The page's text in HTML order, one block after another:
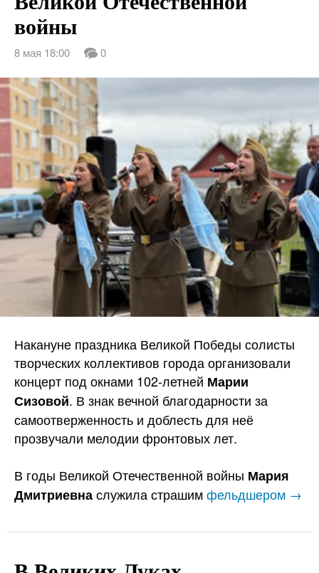
войны
8 мая 18:00 0
Накануне праздника Великой Победы солисты
творческих коллективов города организовали
концерт под окнами 102-летней Марии
Сизовой. В знак вечной благодарности за
самоотверженность и доблесть для неё
прозвучали мелодии фронтовых лет.
В годы Великой Отечественной войны Мария
Дмитриевнаслужила страшимфельдшером →